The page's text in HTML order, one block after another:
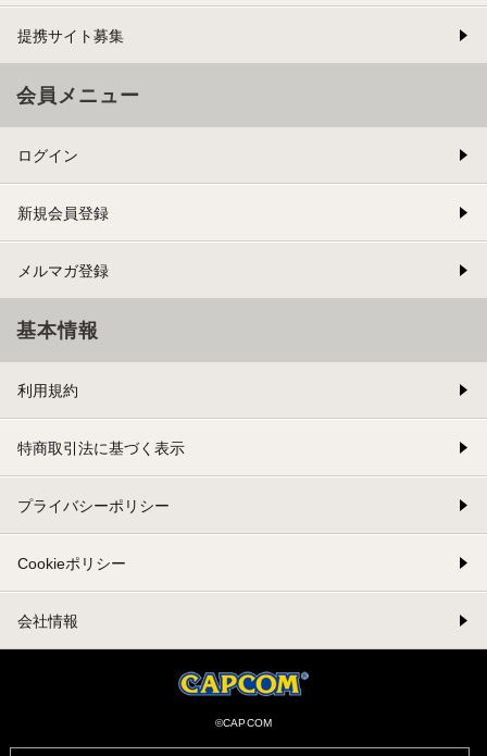
提携サイト募集
会員メニュー
ログイン
新規会員登録
メルマガ登録
基本情報
利用規約
特商取引法に基づく表示
プライバシーポリシー
Cookieポリシー
会社情報
©CAPCOM